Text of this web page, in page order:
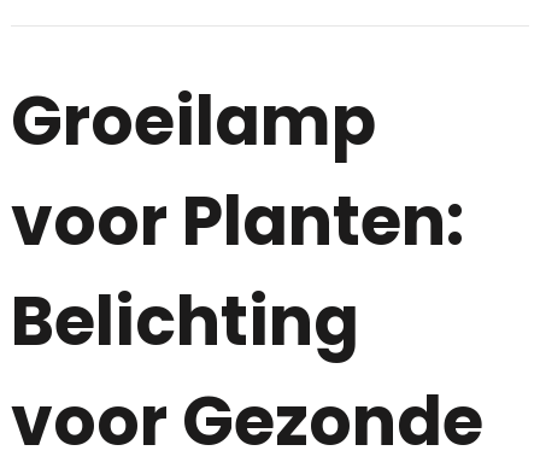
Groeilamp
voor Planten:
Belichting
voor Gezonde